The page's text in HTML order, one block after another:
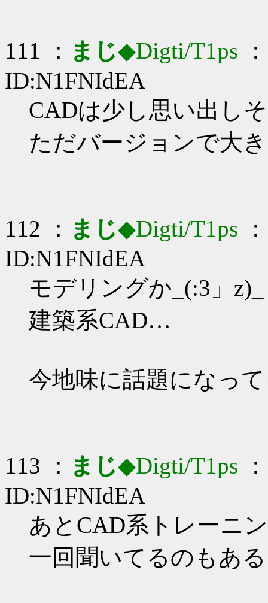
111 ： まじ◆Digti/T1ps
ID:N1FNIdEA
CADは少し思い出し
ただバージョンで大
112 ： まじ◆Digti/T1ps
ID:N1FNIdEA
モデリングか_(:3」z)_
建築系CAD…
今地味に話題になっ
113 ： まじ◆Digti/T1ps
ID:N1FNIdEA
あとCAD系トレーニ
一回聞いてるのもある